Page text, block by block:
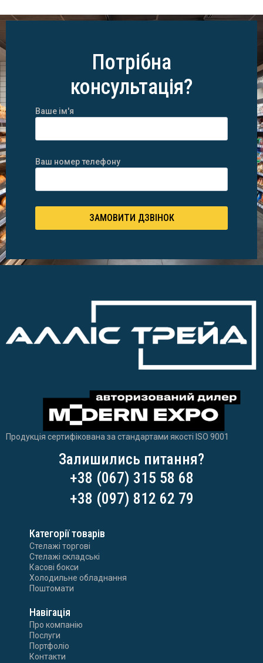
Потрібна
консультація?
Ваше ім'я
Ваш номер телефону
ЗАМОВИТИ ДЗВІНОК
Продукція сертифікована за стандартами якості ISO 9001
Залишились питання?
+38 (067) 315 58 68
+38 (097) 812 62 79
Категорії товарів
Стелажі торгові
Стелажі складські
Касові бокси
Холодильне обладнання
Поштомати
Навігація
Про компанію
Послуги
Портфоліо
Контакти